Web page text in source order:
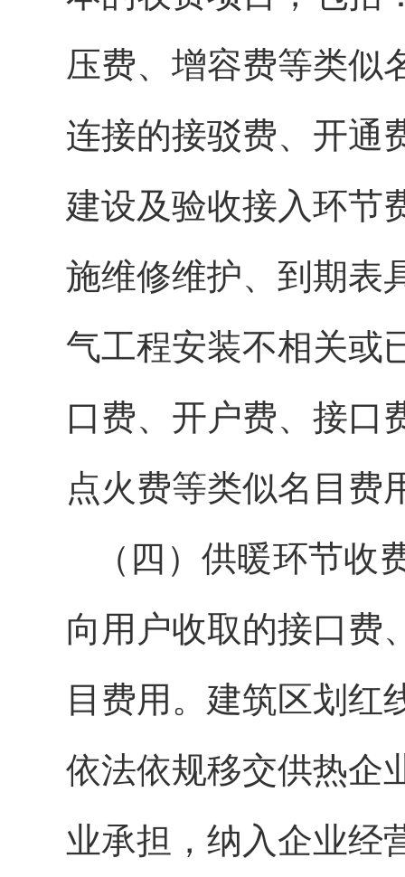
压费、增容费等类似
连接的接驳费、开通
建设及验收接入环节
施维修维护、到期表
气工程安装不相关或
口费、开户费、接口
点火费等类似名目费
（四）供暖环节收
向用户收取的接口费
目费用。建筑区划红
依法依规移交供热企
业承担，纳入企业经